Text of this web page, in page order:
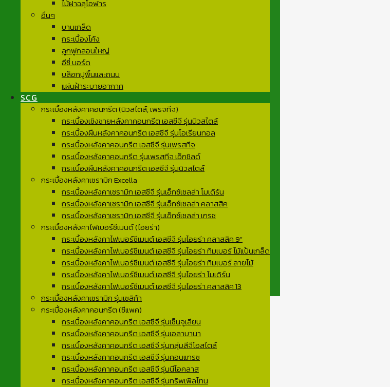
ไม้ฝาฉลุโอฬาร
อื่นๆ
บานเกล็ด
กระเบื้องโค้ง
ลูกฟูกลอนใหญ่
อีซี่ บอร์ด
บล็อกปูพื้นและถนน
แผ่นฝ้าระบายอากาศ
SCG
กระเบื้องหลังคาคอนกรีต (นิวสไตล์, เพรจทีจ)
กระเบื้องเชิงชายหลังคาคอนกรีต เอสซีจี รุ่นนิวสไตล์
กระเบื้องผืนหลังคาคอนกรีต เอสซีจี รุ่นโอเรียนทอล
กระเบื้องหลังคาคอนกรีต เอสซีจี รุ่นเพรสทีจ
กระเบื้องหลังคาคอนกรีต รุ่นเพรสทีจ เอ็กชิลด์
กระเบื้องผืนหลังคาคอนกรีต เอสซีจี รุ่นนิวสไตล์
กระเบื้องหลังคาเซรามิก Excella
กระเบื้องหลังคาเซรามิก เอสซีจี รุ่นเอ็กซ์เซลล่า โมเดิร์น
กระเบื้องหลังคาเซรามิก เอสซีจี รุ่นเอ็กซ์เซลล่า คลาสสิค
กระเบื้องหลังคาเซรามิก เอสซีจี รุ่นเอ็กซ์เซลล่า เกรซ
กระเบื้องหลังคาไฟเบอร์ซีเมนต์ (ไอยร่า)
กระเบื้องหลังคาไฟเบอร์ซีเมนต์ เอสซีจี รุ่นไอยร่า คลาสสิค 9″
กระเบื้องหลังคาไฟเบอร์ซีเมนต์ เอสซีจี รุ่นไอยร่า ทิมเบอร์ ไม้แป้นเกล็ด
กระเบื้องหลังคาไฟเบอร์ซีเมนต์ เอสซีจี รุ่นไอยร่า ทิมเบอร์ ลายไม้
กระเบื้องหลังคาไฟเบอร์ซีเมนต์ เอสซีจี รุ่นไอยร่า โมเดิร์น
กระเบื้องหลังคาไฟเบอร์ซีเมนต์ เอสซีจี รุ่นไอยร่า คลาสสิค 13
กระเบื้องหลังคาเซรามิก รุ่นเซลิก้า
กระเบื้องหลังคาคอนกรีต (ซีแพค)
กระเบื้องหลังคาคอนกรีต เอสซีจี รุ่นเซ็นจูเลียน
กระเบื้องหลังคาคอนกรีต เอสซีจี รุ่นเอลาบานา
กระเบื้องหลังคาคอนกรีต เอสซีจี รุ่นกลุ่มสีจีโอสไตล์
กระเบื้องหลังคาคอนกรีต เอสซีจี รุ่นคอนแทรซ
กระเบื้องหลังคาคอนกรีต เอสซีจี รุ่นนีโอคลาส
กระเบื้องหลังคาคอนกรีต เอสซีจี รุ่นทริพเพิลโทน